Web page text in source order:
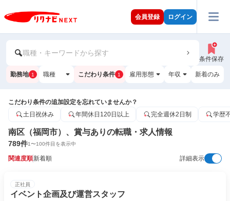
会員登録 ログイン
職種・キーワードから探す
条件保存
勤務地 1 職種 こだわり条件 1 雇用形態 年収 新着のみ
こだわり条件の追加設定を忘れていませんか？
土日祝休み
年間休日120日以上 完全週休2日制 学歴
南区（福岡市）、賞与ありの転職・求人情報
789件1〜100件目を表示中
関連度順新着順 詳細表示
正社員
イベント企画及び運営スタッフ